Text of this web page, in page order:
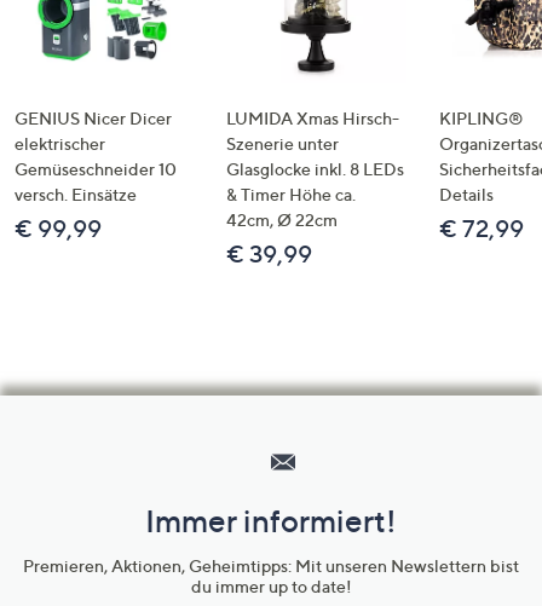
GENIUS Nicer Dicer
elektrischer
Gemüseschneider 10
versch. Einsätze
€ 99,99
LUMIDA Xmas Hirsch-
Szenerie unter
Glasglocke inkl. 8 LEDs
& Timer Höhe ca.
42cm, Ø 22cm
€ 39,99
KIPLING®
Details
€ 72,99
Unternehmensinformationen
Immer informiert!
Premieren, Aktionen, Geheimtipps: Mit unseren Newslettern bist
du immer up to date!